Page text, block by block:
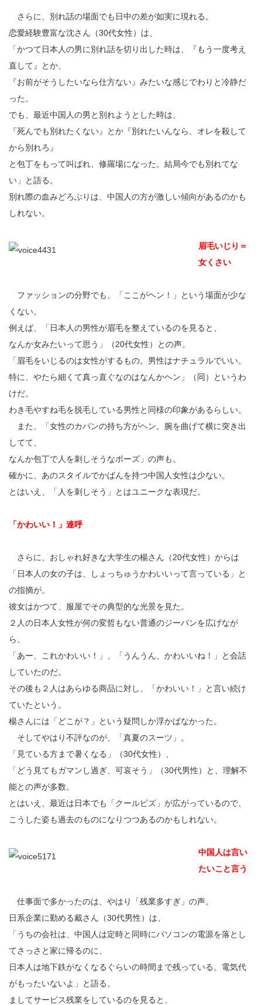
さらに、別れ話の場面でも日中の差が如実に現れる。
恋愛経験豊富な沈さん（30代女性）は、
「かつて日本人の男に別れ話を切り出した時は、『もう一度考え
直して』とか、
『お前がそうしたいなら仕方ない』みたいな感じでわりと冷静だ
った。
でも、最近中国人の男と別れようとした時は、
『死んでも別れたくない』とか『別れたいんなら、オレを殺して
から別れろ』
と包丁をもって叫ばれ、修羅場になった。結局今でも別れてな
い」と語る。
別れ際の血みどろぶりは、中国人の方が激しい傾向があるのかも
しれない。
眉毛いじり＝
女くさい
ファッションの分野でも、「ここがヘン！」という場面が少な
くない。
例えば、「日本人の男性が眉毛を整えているのを見ると、
なんか女みたいって思う」（20代女性）との声。
「眉毛をいじるのは女性がするもの。男性はナチュラルでいい。
特に、やたら細くて真っ直ぐなのはなんかヘン」（同）というわ
けだ。
わき毛やすね毛を脱毛している男性と同様の印象があるらしい。
また、「女性のカバンの持ち方がヘン。腕を曲げて横に突き出
してて、
なんか包丁で人を刺しそうなポーズ」の声も。
確かに、あのスタイルでかばんを持つ中国人女性は少ない。
とはいえ、「人を刺しそう」とはユニークな表現だ。
「かわいい！」連呼
さらに、おしゃれ好きな大学生の楊さん（20代女性）からは
「日本人の女の子は、しょっちゅうかわいいって言っている」と
の指摘が。
彼女はかつて、服屋でその典型的な光景を見た。
２人の日本人女性が何の変哲もない普通のジーパンを広げなが
ら、
「あー、これかわいい！」、「うんうん、かわいいね！」と会話
していたのだ。
その後も２人はあらゆる商品に対し、「かわいい！」と言い続け
ていたという。
楊さんには「どこが？」という疑問しか浮かばなかった。
そしてやはり不評なのが、「真夏のスーツ」。
「見ている方まで暑くなる」（30代女性）、
「どう見てもガマンし過ぎ、可哀そう」（30代男性）と、理解不
能との声が多数。
とはいえ、最近は日本でも「クールビズ」が広がっているので、
こうした姿も過去のものになりつつあるのかもしれない。
中国人は言い
たいこと言う
仕事面で多かったのは、やはり「残業多すぎ」の声。
日系企業に勤める戴さん（30代男性）は、
「うちの会社は、中国人は定時と同時にパソコンの電源を落とし
てさっさと家に帰るのに、
日本人は地下鉄がなくなるぐらいの時間まで残っている。電気代
がもったいないよ」と語る。
ましてサービス残業をしているのを見ると、